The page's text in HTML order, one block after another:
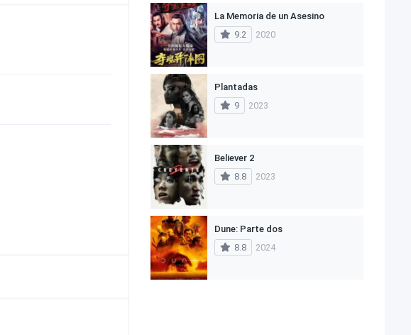
La Memoria de un Asesino
9.2
2020
Plantadas
9
2023
Believer 2
8.8
2023
Dune: Parte dos
8.8
2024